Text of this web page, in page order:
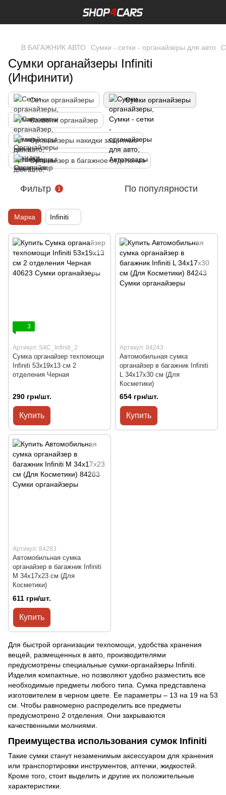
В БАГАЖНИК АВТО Сумки - сетки - органайзеры для авто
Сумки органайзеры Infiniti
(Инфинити)
Сетки органайзеры Сумки органайзеры
Саквояж органайзер
Органайзеры накидки защитные
Органайзер в багажное отделение
Фильтр 1 По популярности
Марка Infiniti
3
Артикул: S4C_Infiniti_2
Сумка органайзер техпомощи
Infiniti 53х19х13 см 2
отделения Черная
290 грн/шт.
Купить
Артикул: 84243
Автомобильная сумка
органайзер в багажник Infiniti
L 34x17x30 см (Для
Косметики)
654 грн/шт.
Купить
Артикул: 84283
Автомобильная сумка
органайзер в багажник Infiniti
M 34x17x23 см (Для
Косметики)
611 грн/шт.
Купить
Для быстрой организации техпомощи, удобства хранения
вещей, размещенных в авто, производителями
предусмотрены специальные сумки-органайзеры Infiniti.
Изделия компактные, но позволяют удобно разместить все
необходимые предметы любого типа. Сумка представлена
изготовителем в черном цвете. Ее параметры – 13 на 19 на 53
см. Чтобы равномерно распределить все предметы
предусмотрено 2 отделения. Они закрываются
качественными молниями.
Преимущества использования сумок Infiniti
Такие сумки станут незаменимым аксессуаром для хранения
или транспортировки инструментов, аптечки, жидкостей.
Кроме того, стоит выделить и другие их положительные
характеристики.